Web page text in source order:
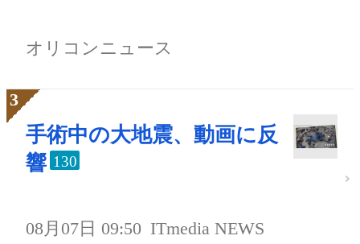
オリコンニュース
手術中の大地震、動画に反
響 130
08月07日 09:50 ITmedia NEWS